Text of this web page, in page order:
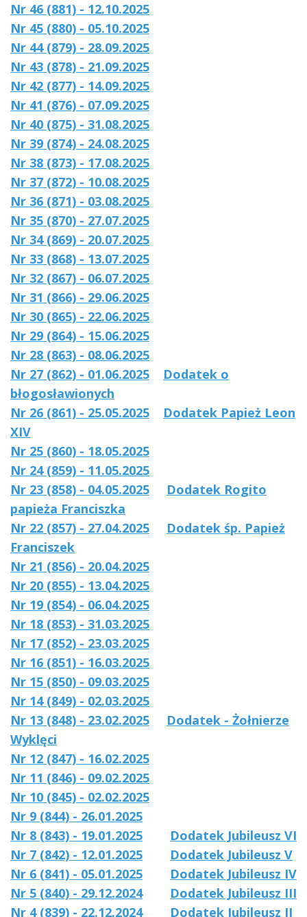
Nr 46 (881) - 12.10.2025
Nr 45 (880) - 05.10.2025
Nr 44 (879) - 28.09.2025
Nr 43 (878) - 21.09.2025
Nr 42 (877) - 14.09.2025
Nr 41 (876) - 07.09.2025
Nr 40 (875) - 31.08.2025
Nr 39 (874) - 24.08.2025
Nr 38 (873) - 17.08.2025
Nr 37 (872) - 10.08.2025
Nr 36 (871) - 03.08.2025
Nr 35 (870) - 27.07.2025
Nr 34 (869) - 20.07.2025
Nr 33 (868) - 13.07.2025
Nr 32 (867) - 06.07.2025
Nr 31 (866) - 29.06.2025
Nr 30 (865) - 22.06.2025
Nr 29 (864) - 15.06.2025
Nr 28 (863) - 08.06.2025
Nr 27 (862) - 01.06.2025
Dodatek o
błogosławionych
Nr 26 (861) - 25.05.2025
Dodatek Papież Leon
XIV
Nr 25 (860) - 18.05.2025
Nr 24 (859) - 11.05.2025
Nr 23 (858) - 04.05.2025
Dodatek Rogito
papieża Franciszka
Nr 22 (857) - 27.04.2025
Dodatek śp. Papież
Franciszek
Nr 21 (856) - 20.04.2025
Nr 20 (855) - 13.04.2025
Nr 19 (854) - 06.04.2025
Nr 18 (853) - 31.03.2025
Nr 17 (852) - 23.03.2025
Nr 16 (851) - 16.03.2025
Nr 15 (850) - 09.03.2025
Nr 14 (849) - 02.03.2025
Nr 13 (848) - 23.02.2025
Dodatek - Żołnierze
Wyklęci
Nr 12 (847) - 16.02.2025
Nr 11 (846) - 09.02.2025
Nr 10 (845) - 02.02.2025
Nr 9 (844) - 26.01.2025
Nr 8 (843) - 19.01.2025
Dodatek Jubileusz VI
Nr 7 (842) - 12.01.2025
Dodatek Jubileusz V
Nr 6 (841) - 05.01.2025
Dodatek Jubileusz IV
Nr 5 (840) - 29.12.2024
Dodatek Jubileusz III
Nr 4 (839) - 22.12.2024
Dodatek Jubileusz II